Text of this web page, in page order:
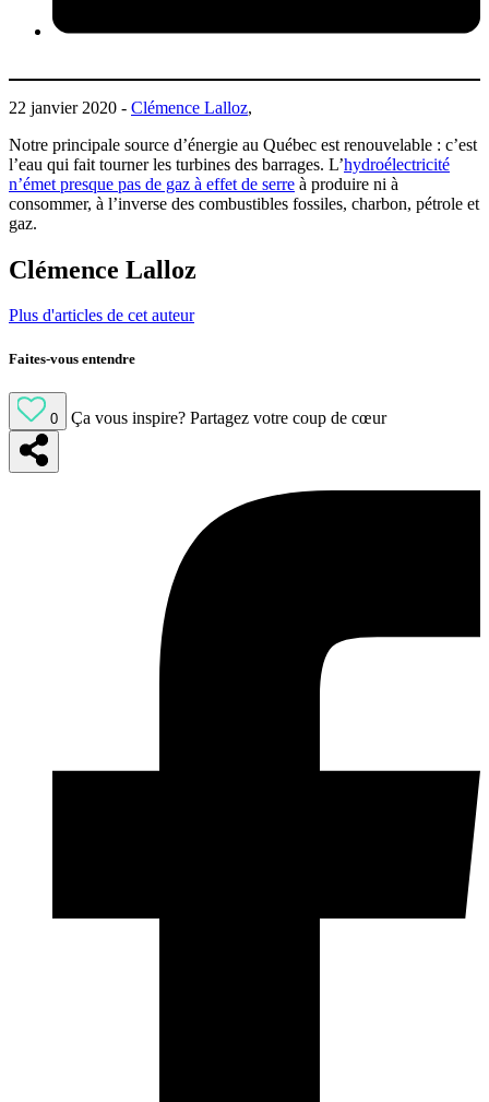
22 janvier 2020 - Clémence Lalloz,
Notre principale source d’énergie au Québec est renouvelable : c’est
l’eau qui fait tourner les turbines des barrages. L’hydroélectricité
n’émet presque pas de gaz à effet de serre à produire ni à
consommer, à l’inverse des combustibles fossiles, charbon, pétrole et
gaz.
Clémence Lalloz
Plus d'articles de cet auteur
Faites-vous entendre
0 Ça vous inspire? Partagez votre coup de cœur